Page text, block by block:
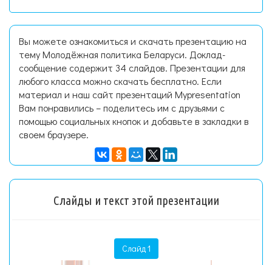
Вы можете ознакомиться и скачать презентацию на
тему Молодёжная политика Беларуси. Доклад-
сообщение содержит 34 слайдов. Презентации для
любого класса можно скачать бесплатно. Если
материал и наш сайт презентаций Mypresentation
Вам понравились – поделитесь им с друзьями с
помощью социальных кнопок и добавьте в закладки в
своем браузере.
Слайды и текст этой презентации
Слайд 1